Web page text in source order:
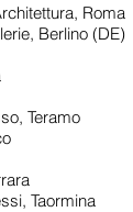
Roma
Berlino (DE)
Teramo
Taormina